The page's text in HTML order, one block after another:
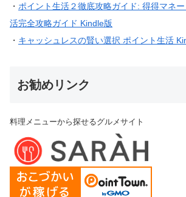
・ ポイント生活２徹底攻略ガイド: 得得マネ
活完全攻略ガイド Kindle版
・ キャッシュレスの賢い選択 ポイント生活
お勧めリンク
料理メニューから探せるグルメサイト